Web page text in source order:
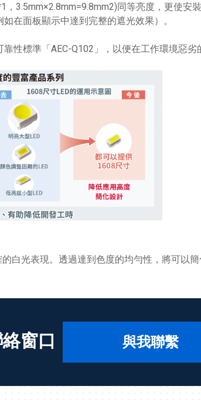
3.5mm×2.8mm=9.8mm2)同等亮度，更使安
在面板顯示中達到完整的遮光效果）。
性標準「AEC-Q102」，以便在工作環境惡劣
白光表現。透過達到色度的均勻性，將可以
窗口 與我聯繫